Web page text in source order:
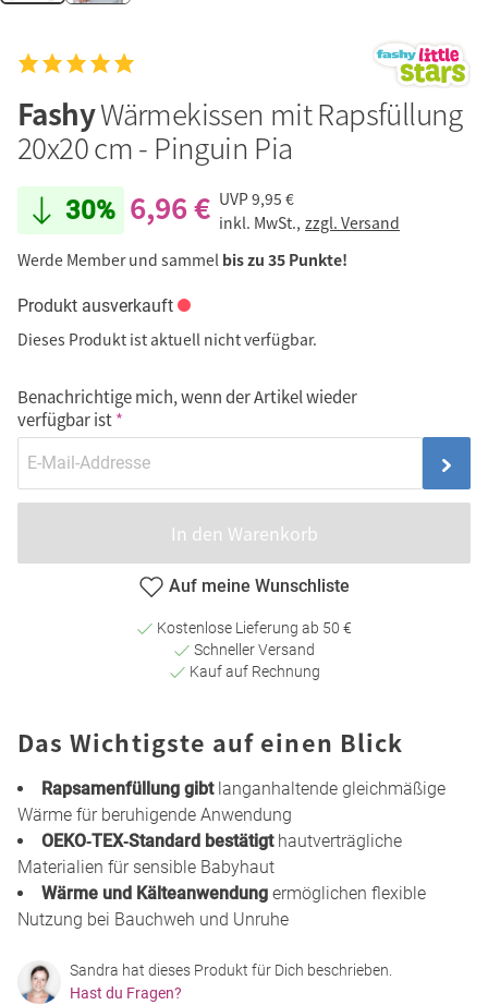
FashyWärmekissen mit Rapsfüllung
20x20 cm - Pinguin Pia
30% 6,96 € UVP9,95 €
inkl. MwSt., zzgl. Versand
Werde Member und sammel bis zu 35 Punkte!
Produkt ausverkauft
Dieses Produkt ist aktuell nicht verfügbar.
Benachrichtige mich, wenn der Artikel wieder
verfügbar ist
In den Warenkorb
Auf meine Wunschliste
Kostenlose Lieferung ab 50 €
Schneller Versand
Kauf auf Rechnung
Das Wichtigste auf einen Blick
Rapsamenfüllung gibtlanganhaltende gleichmäßige
Wärme für beruhigende Anwendung
OEKO‑TEX‑Standard bestätigthautverträgliche
Materialien für sensible Babyhaut
Wärme und Kälteanwendung ermöglichen flexible
Nutzung bei Bauchweh und Unruhe
Sandra hat dieses Produkt für Dich beschrieben.
Hast du Fragen?